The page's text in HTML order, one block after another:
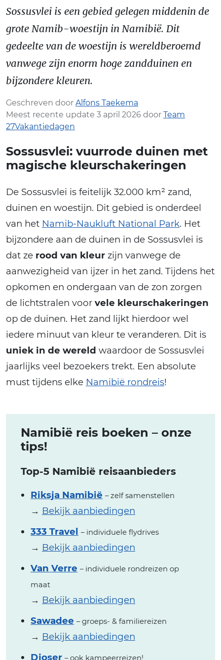
Sossusvlei is een gebied gelegen middenin de
grote Namib-woestijn in Namibië. Dit
gedeelte van de woestijn is wereldberoemd
vanwege zijn enorm hoge zandduinen en
bijzondere kleuren.
Geschreven door Alfons Taekema
Meest recente update 3 april 2026 door Team
27Vakantiedagen
Sossusvlei: vuurrode duinen met
magische kleurschakeringen
De Sossusvlei is feitelijk 32.000 km² zand,
duinen en woestijn. Dit gebied is onderdeel
van het Namib-Naukluft National Park. Het
bijzondere aan de duinen in de Sossusvlei is
dat ze rood van kleur zijn vanwege de
aanwezigheid van ijzer in het zand. Tijdens het
opkomen en ondergaan van de zon zorgen
de lichtstralen voor vele kleurschakeringen
op de duinen. Het zand lijkt hierdoor wel
iedere minuut van kleur te veranderen. Dit is
uniek in de wereld waardoor de Sossusvlei
jaarlijks veel bezoekers trekt. Een absolute
must tijdens elke Namibië rondreis!
Namibië reis boeken – onze
tips!
Top-5 Namibië reisaanbieders
Riksja Namibië – zelf samenstellen
→ Bekijk aanbiedingen
333 Travel – individuele flydrives
→ Bekijk aanbiedingen
Van Verre – individuele rondreizen op
maat
→ Bekijk aanbiedingen
Sawadee – groeps- & familiereizen
→ Bekijk aanbiedingen
Djoser – ook kampeerreizen!